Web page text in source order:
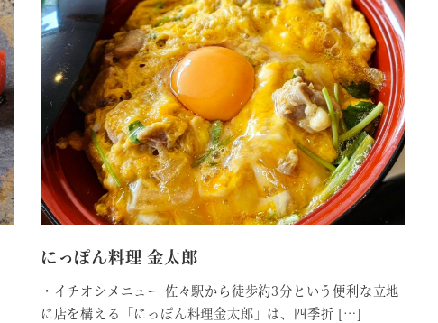
にっぽん料理 金太郎
・イチオシメニュー 佐々駅から徒歩約3分という便利な立地
に店を構える「にっぽん料理金太郎」は、四季折 […]